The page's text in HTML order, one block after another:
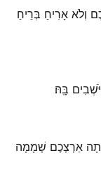
וְלֹא אָרִיחַ בְּרֵיחַ
בָּֽהּ׃
אַרְצְכֶם שְׁמָמָה